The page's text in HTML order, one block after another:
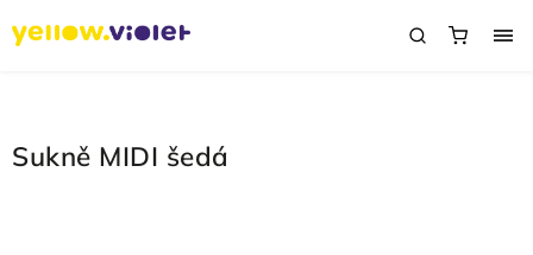
Sukně MIDI šedá